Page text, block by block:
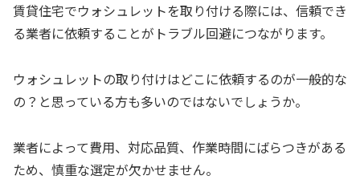
賃貸住宅でウォシュレットを取り付ける際には、信頼でき
る業者に依頼することがトラブル回避につながります。
ウォシュレットの取り付けはどこに依頼するのが一般的な
の？と思っている方も多いのではないでしょうか。
業者によって費用、対応品質、作業時間にばらつきがある
ため、慎重な選定が欠かせません。